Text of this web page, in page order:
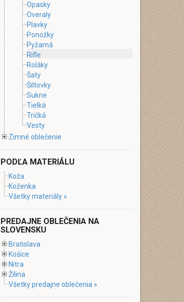
Opasky
Overaly
Plavky
Ponožky
Pyžamá
Rifle
Roláky
Šaty
Šiltovky
Sukne
Tielká
Tričká
Vesty
Zimné oblečenie
PODĽA MATERIÁLU
Koža
Koženka
Všetky materiály »
PREDAJNE OBLEČENIA NA
SLOVENSKU
Bratislava
Košice
Nitra
Žilina
Všetky predajne oblečenia »